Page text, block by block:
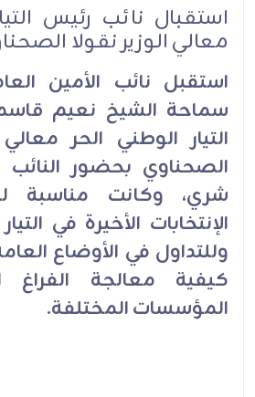
استقبال نائب رئيس
معالي الوزير نقولا
استقبل نائب الأمين
سماحة الشيخ نعيم
التيار الوطني الحر
الصحناوي بحضور النائب
شري، وكانت مناسبة
الإنتخابات الأخيرة في
وللتداول في الأوضاع
كيفية معالجة
المؤسسات المختلفة.